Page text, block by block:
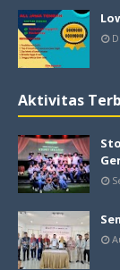
Aktivitas